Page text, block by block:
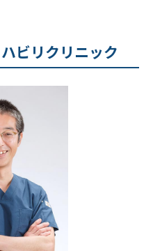
ビリクリニック